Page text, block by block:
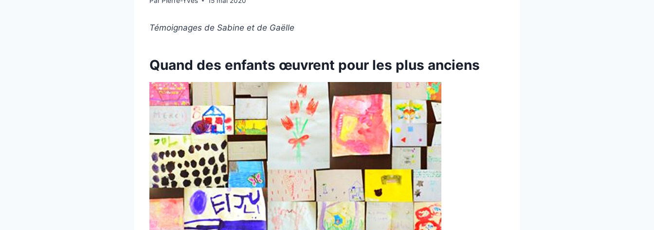
Témoignages de Sabine et de Gaëlle
Quand des enfants œuvrent pour les plus anciens